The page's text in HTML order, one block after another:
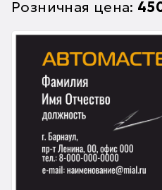
Розничная цена: